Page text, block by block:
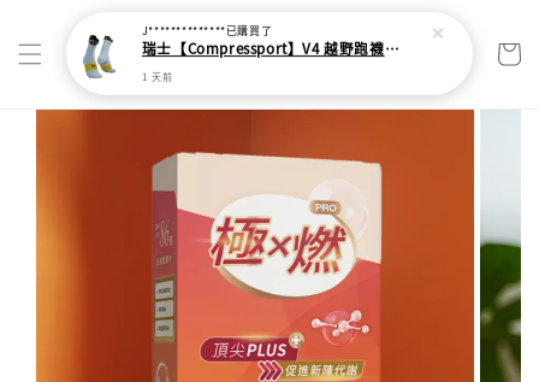
J**************已購買了
瑞士【Compressport】V4 越野跑襪(2024新色)
1 天前